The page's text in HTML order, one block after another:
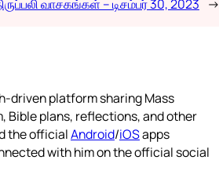
வாசகங்கள் – டிசம்பர் 30, 2023 →
driven platform sharing Mass
Bible plans, reflections, and other
the officialAndroid/iOSapps
with him on the official social